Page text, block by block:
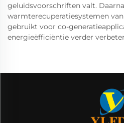
geluidsvoorschriften valt.
warmterecuperatiesystemen
gebruikt voor co-
energieëfficiëntie verder